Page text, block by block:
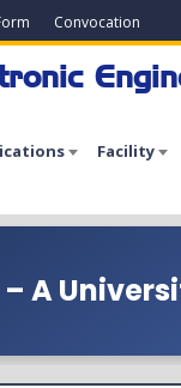
Convocation
Facility
A